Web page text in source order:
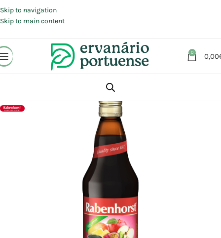
Skip to navigation
Skip to main content
0 0,00
Alimentação